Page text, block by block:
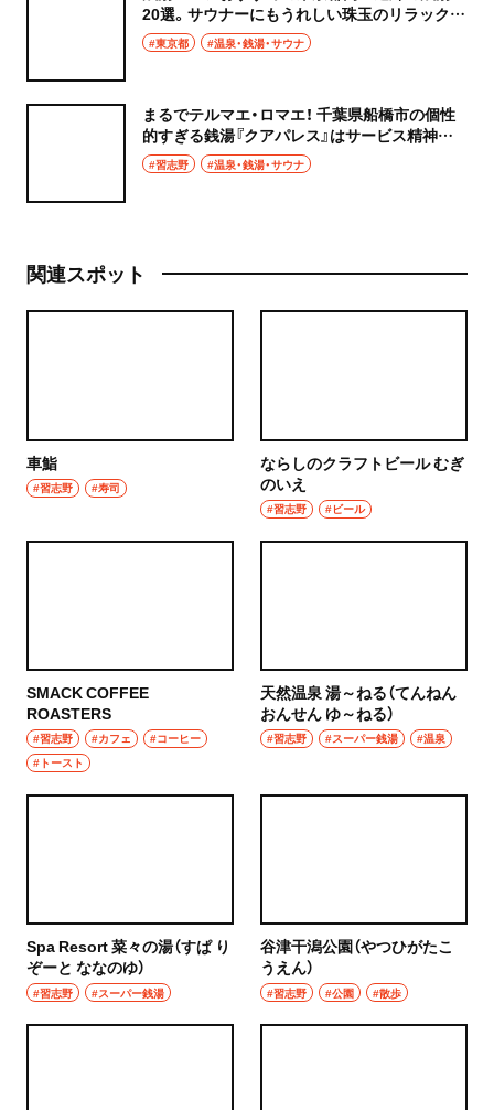
20選。サウナーにもうれしい珠玉のリラックス
空間へ！
#東京都 #温泉・銭湯・サウナ
まるでテルマエ・ロマエ！ 千葉県船橋市の個性
的すぎる銭湯『クアパレス』はサービス精神の
塊#習志野 #温泉・銭湯・サウナ
関連スポット
車鮨
#習志野 #寿司
ならしのクラフトビール むぎ
のいえ
#習志野 #ビール
SMACK COFFEE
ROASTERS
#習志野 #カフェ
#コーヒー
#トースト
天然温泉 湯～ねる（てんねん
おんせん ゆ～ねる）
#習志野 #スーパー銭湯 #温泉
Spa Resort 菜々の湯（すぱ り
ぞーと ななのゆ）
#習志野 #スーパー銭湯
谷津干潟公園（やつひがたこ
うえん）
#習志野 #公園 #散歩